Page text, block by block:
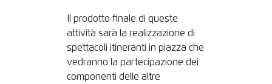
Il prodotto finale di queste
attività sarà la realizzazione di
spettacoli itineranti in piazza che
vedranno la partecipazione dei
componenti delle altre